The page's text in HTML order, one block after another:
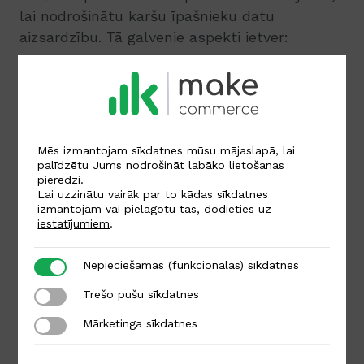
lai nodrošinātu karšu īpašnieku datu
aizsardzību. Tā galvenie aspekti ietver:
Drošas tīkla un sistēmu uzturēšana,
piemērojot drošas konfigurācijas visām
Striktas drošības kontroles ieviešana un
kontu datu aizsardzību, izmantojot
spēcīgu šifrēšanu.
Ievainojamību pārvaldības programmas
ieviešanu, lai aizsargātu sistēmas un
tīklus no ļaunprātīgas programmatūras.
Drošu sistēmu un programmatūras
izstrādi un uzturēšanu.
Mēs izmantojam sīkdatnes mūsu mājaslapā, lai
palīdzētu Jums nodrošināt labāko lietošanas
pieredzi.
Lai uzzinātu vairāk par to kādas sīkdatnes
izmantojam vai pielāgotu tās, dodieties uz
iestatījumiem.
Nepieciešamās (funkcionālās) sīkdatnes
Nepieciešamās (funkcionālās) sīkdatnes
Trešo pušu sīkdatnes
Trešo pušu sīkdatnes
Mārketinga sīkdatnes
Mārketinga sīkdatnes